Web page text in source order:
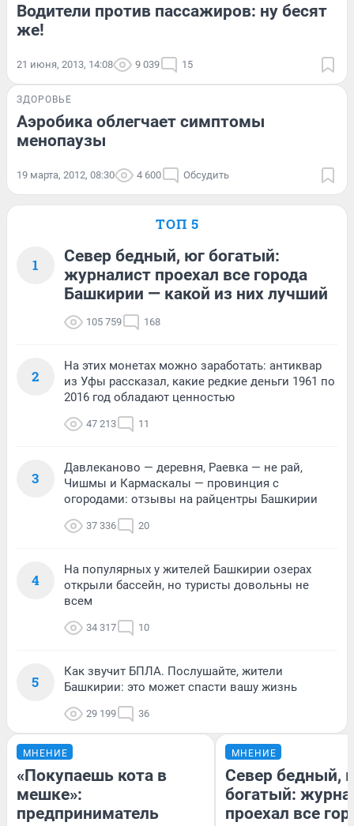
Водители против пассажиров: ну бесят
же!
21 июня, 2013, 14:08 9 039 15
ЗДОРОВЬЕ
Аэробика облегчает симптомы
менопаузы
19 марта, 2012, 08:30 4 600 Обсудить
ТОП 5
1
Север бедный, юг богатый:
журналист проехал все города
Башкирии — какой из них лучший
105 759 168
2
На этих монетах можно заработать: антиквар
из Уфы рассказал, какие редкие деньги 1961 по
2016 год обладают ценностью
47 213 11
3
Давлеканово — деревня, Раевка — не рай,
Чишмы и Кармаскалы — провинция с
огородами: отзывы на райцентры Башкирии
37 336 20
4
На популярных у жителей Башкирии озерах
открыли бассейн, но туристы довольны не
всем
34 317 10
5
Как звучит БПЛА. Послушайте, жители
Башкирии: это может спасти вашу жизнь
29 199 36
МНЕНИЕ
«Покупаешь кота в
мешке»:
предприниматель
МНЕНИЕ
Север бедный,
богатый:
проехал все